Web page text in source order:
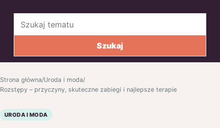
Szukaj
Szukaj
Strona główna/Uroda i moda/
Rozstępy – przyczyny, skuteczne zabiegi i najlepsze terapie
URODA I MODA